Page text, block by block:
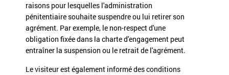
raisons pour lesquelles l'administration
pénitentiaire souhaite suspendre ou lui retirer son
agrément. Par exemple, le non-respect d'une
obligation fixée dans la charte d'engagement peut
entraîner la suspension ou le retrait de l'agrément.
Le visiteur est également informé des conditions